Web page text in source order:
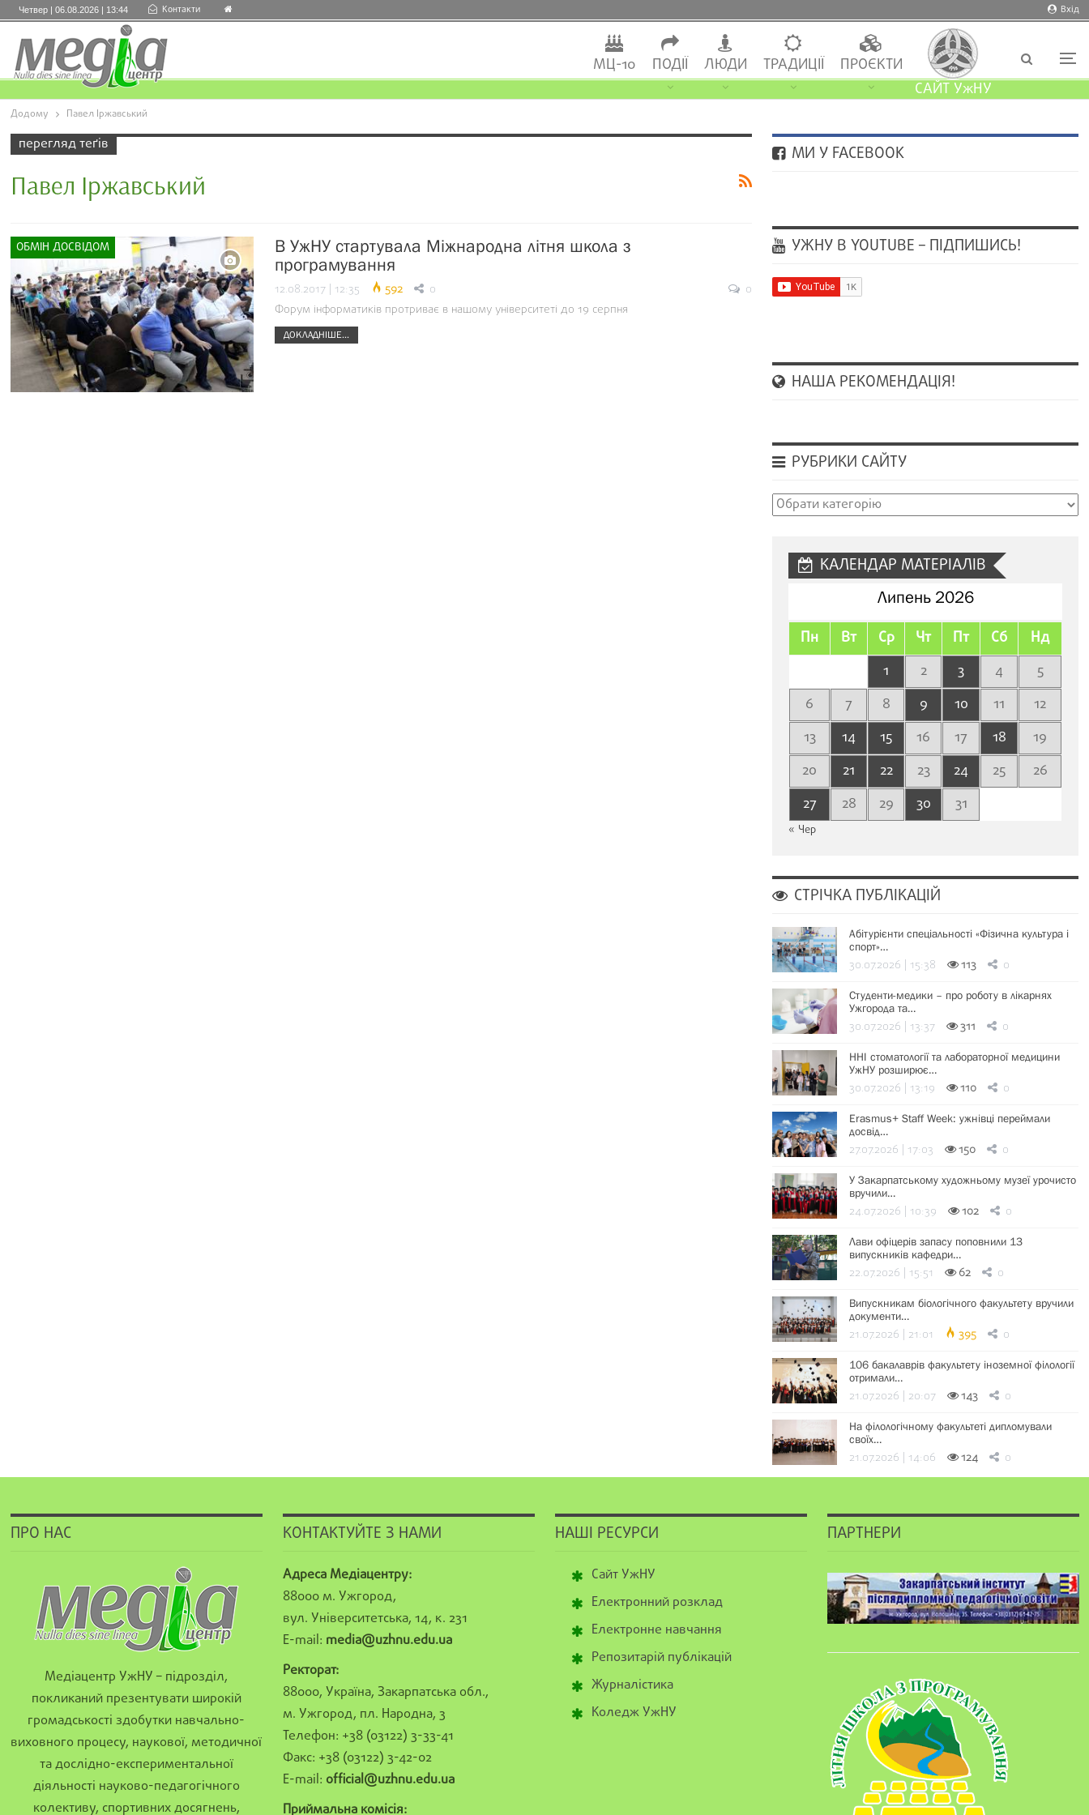
Вхід
Четвер | 06.08.2026 | 13:44 Контакти
МЦ-10 ПОДІЇ ЛЮДИ ТРАДИЦІЇ
ПРОЄКТИ
САЙТ УжНУ
Додому Павел Іржавський
перегляд теґів
Павел Іржавський
ОБМІН ДОСВІДОМ
В УжНУ стартувала Міжнародна літня школа з
програмування
12.08.2017 | 12:35 592 0
0
Форум інформатиків протриває в нашому університеті до 19 серпня
ДОКЛАДНІШЕ...
МИ У FACEBOOK
УЖНУ В YOUTUBE – ПІДПИШИСЬ!
НАША РЕКОМЕНДАЦІЯ!
РУБРИКИ САЙТУ
Рубрики
КАЛЕНДАР МАТЕРІАЛІВ
Липень 2026
Пн Вт Ср Чт Пт Сб Нд
1 2 3 4
5
6
7 8 9 10 11
12
13
14 15 16 17 18
19
20
21 22 23 24 25
26
27
28 29 30 31
« Чер
СТРІЧКА ПУБЛІКАЦІЙ
Абітурієнти спеціальності «Фізична культура і
спорт»…
30.07.2026 | 15:38 113 0
Студенти-медики – про роботу в лікарнях
Ужгорода та…
30.07.2026 | 13:37 311 0
ННІ стоматології та лабораторної медицини
УжНУ розширює…
30.07.2026 | 13:19 110 0
Erasmus+ Staff Week: ужнівці переймали
досвід…
27.07.2026 | 17:03 150 0
У Закарпатському художньому музеї урочисто
вручили…
24.07.2026 | 10:39 102 0
Лави офіцерів запасу поповнили 13
випускників кафедри…
22.07.2026 | 15:51 62 0
Випускникам біологічного факультету вручили
документи…
21.07.2026 | 21:01 395 0
106 бакалаврів факультету іноземної філології
отримали…
21.07.2026 | 20:07 143 0
На філологічному факультеті дипломували
своїх…
21.07.2026 | 14:06 124 0
ПРО НАС
Медіацентр УжНУ – підрозділ,
покликаний презентувати широкій
громадськості здобутки навчально-
виховного процесу, наукової, методичної
та дослідно-експериментальної
діяльності науково-педагогічного
колективу, спортивних досягнень,
КОНТАКТУЙТЕ З НАМИ
Адреса Медіацентру:
88000 м. Ужгород,
вул. Університетська, 14, к. 231
E-mail: media@uzhnu.edu.ua
Ректорат:
88000, Україна, Закарпатська обл.,
м. Ужгород, пл. Народна, 3
Телефон: +38 (03122) 3-33-41
Факс: +38 (03122) 3-42-02
E-mail: official@uzhnu.edu.ua
Приймальна комісія:
НАШІ РЕСУРСИ
Сайт УжНУ
Електронний розклад
Електронне навчання
Репозитарій публікацій
Журналістика
Коледж УжНУ
ПАРТНЕРИ